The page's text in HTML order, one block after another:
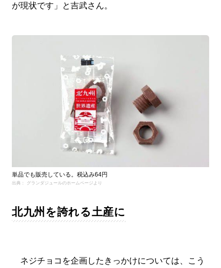
が現状です」と吉武さん。
単品でも販売している。税込み64円
出典： グランダジュールのホームページより
北九州を誇れる土産に
ネジチョコを企画したきっかけについては、こう